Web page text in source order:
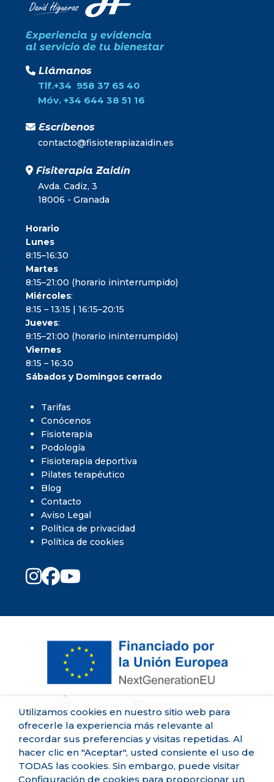
Experiencia y evidencia
al servicio de tu bienestar
Llámanos
Tlf.+34 958 37 65 40
Móv. +34 644 38 51 16
Escríbenos
contacto@fisioterapiazaidin.es
Fisiterapia Zaidín
Avda. Cadiz, 3
18006 - Granada
Horario
Lunes
8:15–16:30
Martes
8:15–21:00 (horario ininterrumpido)
Miércoles:
8:15 – 13:15 | 16:15–20:15
Jueves:
8:15–21:00 (horario ininterrumpido)
Viernes
8:15 – 16:30
Sábados y Domingos cerrado
Tarifas
Conócenos
Fisioterapia
Podología
Fisioterapia deportiva
Pilates terapéutico
Blog
Contacto
Aviso Legal
Política de privacidad
Política de cookies
©Centro de Fisioterapia Zaidín David Higueras. 2026 | Desarrollado
por
Creados
Utilizamos cookies en nuestro sitio web para
ofrecerle la experiencia más relevante al
recordar sus preferencias y visitas repetidas. Al
hacer clic en "Aceptar", usted consiente el uso de
TODAS las cookies. Sin embargo, puede visitar
Configuración de cookies para proporcionar un